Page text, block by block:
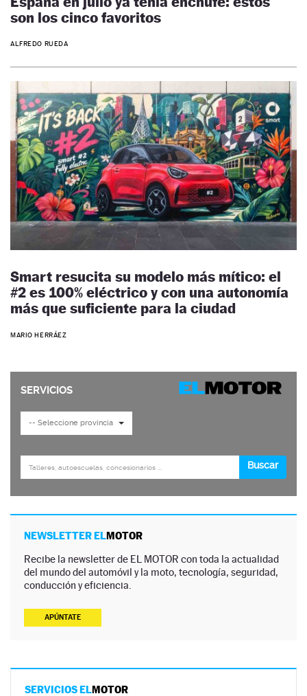
son los cinco favoritos
ALFREDO RUEDA
Smart resucita su modelo más mítico: el
#2 es 100% eléctrico y con una autonomía
más que suficiente para la ciudad
MARIO HERRÁEZ
NEWSLETTER ELMOTOR
Recibe la newsletter de EL MOTOR con toda la actualidad
del mundo del automóvil y la moto, tecnología, seguridad,
conducción y eficiencia.
APÚNTATE
SERVICIOS ELMOTOR